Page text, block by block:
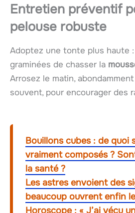
Entretien préventif
pelouse robuste
Adoptez une tonte plus haute
graminées de chasser la
Arrosez le matin,
souvent, pour encourager des
Bouillons cubes : de quoi
vraiment composés ?
la santé ?
Les astres envoient des
beaucoup ouvrent enfin
Horoscope : « J’ai vécu